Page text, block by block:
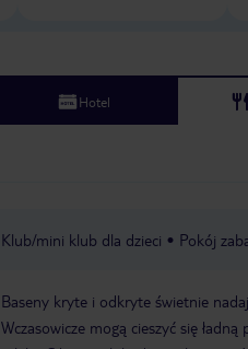
Hotel
Klub/mini klub dla dzieci Pokój
Baseny kryte i odkryte świetnie
Wczasowicze mogą cieszyć się